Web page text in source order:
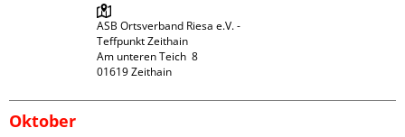
ASB Ortsverband Riesa e.V. -
Teffpunkt Zeithain
Am unteren Teich  8
Oktober